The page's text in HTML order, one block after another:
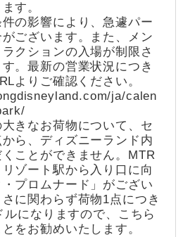
す。
件の影響により、急遽パー
ございます。また、メン
クションの入場が制限さ
。最新の営業状況につき
よりご確認ください。
ja/calen
きなお荷物について、セ
ら、ディズニーランド内
ことができません。MTR
ゾート駅から入り口に向
プロムナード」がござい
に関わらず荷物1点につき
になりますので、こちら
をお勧めいたします。